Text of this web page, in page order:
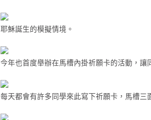
耶穌誕生的模擬情境。
今年也首度舉辦在馬槽內掛祈願卡的活動，讓
每天都會有許多同學來此寫下祈願卡，馬槽三